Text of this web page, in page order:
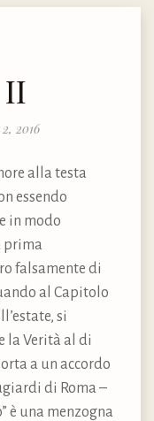
2016
alla testa
essendo
in modo
prima
falsamente di
al Capitolo
si
la Verità al di
a un accordo
di Roma –
è una menzogna